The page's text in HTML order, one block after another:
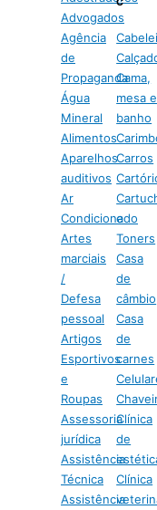
Advogados
Agência
de
Propaganda
Água
Mineral
Alimentos
Aparelhos
auditivos
Ar
Condicionado
Artes
marciais
/
Defesa
pessoal
Artigos
Esportivos
e
Roupas
Assessoria
jurídica
Assistência
Técnica
Assistência
Cama,
mesa e
banho
Carros
e
Toners
Casa
de
câmbio
Casa
de
carnes
Clínica
de
Clínica